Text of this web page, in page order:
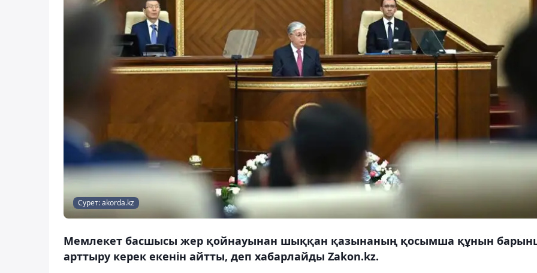
Сурет: akorda.kz
Мемлекет басшысы жер қойнауынан шыққан қазынаның қосымша құнын
арттыру керек екенін айтты, деп хабарлайды Zakon.kz.